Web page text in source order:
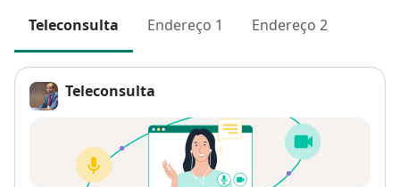
Teleconsulta Endereço 1 Endereço 2
Teleconsulta